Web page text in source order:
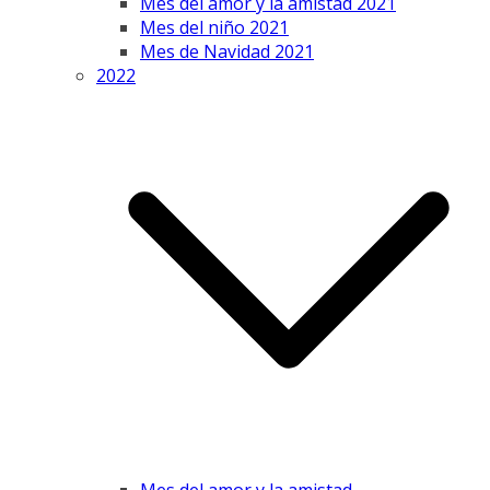
Mes del niño 2021
Mes de Navidad 2021
2022